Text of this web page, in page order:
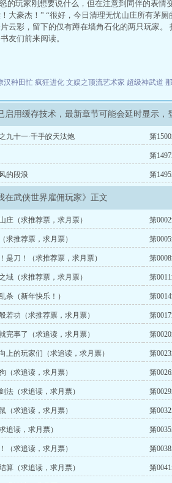
的玩家刚想要说什么，但在注意到同伴的表情
大豪杰！” “很好，今日清理无忧山庄所有茅
片云彩，留下的仅有蹲在墙角石化的两只
友们前来阅读。
汉种田忙 疯狂进化 文娱之顶流艺术家 超级神武道
启用缓存技术，最新章节可能会延时显示，
九十一·千手皎天汰炮 第
第
的段浪 第
在武侠世界雇佣玩家》正文
庄（求推荐票，求月票） 第
求推荐票，求月票） 第
是刀！（求推荐票，求月票） 第
域（求推荐票，求月票） 第
杀（新年快乐！） 第
若功（求推荐票，求月票） 第
完事了（求追读，求月票） 第
上的玩家们（求追读，求月票） 第
（求追读，求月票） 第
法（求追读，求月票） 第
（求追读，求月票） 第
追读，求月票） 第
（求追读，求月票） 第
算（求追读，求月票） 第